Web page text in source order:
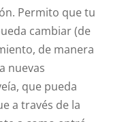
Permito que tu
cambiar (de
de manera
nuevas
que pueda
a través de la